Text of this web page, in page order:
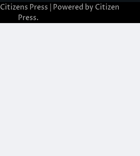
Citizens Press | Powered by Citizen
Press.